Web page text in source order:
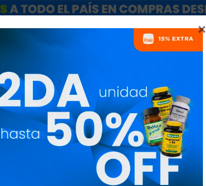

NUTRICIONISTAS
ORTOPÉDICOS